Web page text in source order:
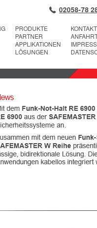
02058-78
PRODUKTE
PARTNER
APPLIKATIONEN
LÖSUNGEN
KONTAKT